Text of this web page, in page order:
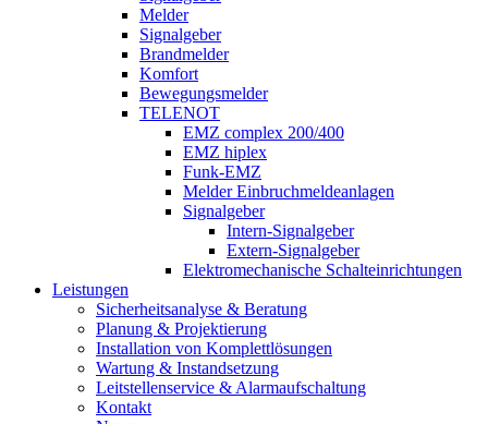
Melder
Signalgeber
Brandmelder
Komfort
Bewegungsmelder
TELENOT
EMZ complex 200/400
EMZ hiplex
Funk-EMZ
Melder Einbruchmeldeanlagen
Signalgeber
Intern-Signalgeber
Extern-Signalgeber
Elektromechanische Schalteinrichtungen
Leistungen
Sicherheitsanalyse & Beratung
Planung & Projektierung​
Installation von Komplettlösungen
Wartung & Instandsetzung
Leitstellenservice & Alarmaufschaltung
Kontakt